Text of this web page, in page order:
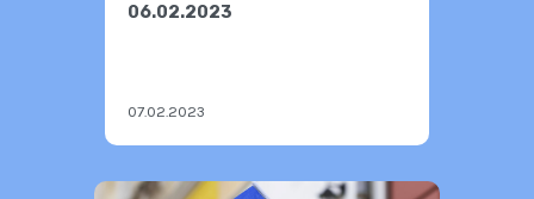
06.02.2023
07.02.2023